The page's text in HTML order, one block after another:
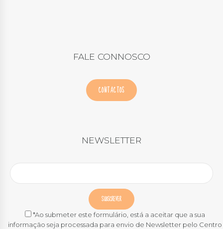
FALE CONNOSCO
CONTACTOS
NEWSLETTER
*Ao submeter este formulário, está a aceitar que a sua
informação seja processada para envio de Newsletter pelo Centro